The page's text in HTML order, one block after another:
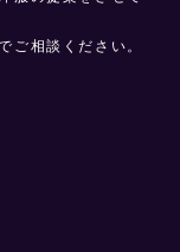
ご相談ください。